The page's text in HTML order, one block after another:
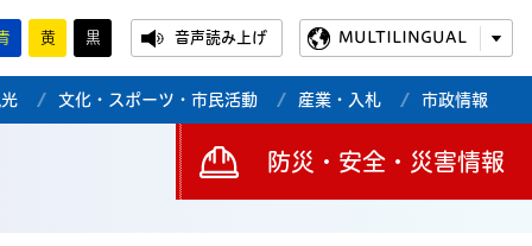
黄 黒 音声読み上げ MULTILINGUAL
文化・スポーツ・市民活動 産業・入札 市政情報
防災・安全・災害情報